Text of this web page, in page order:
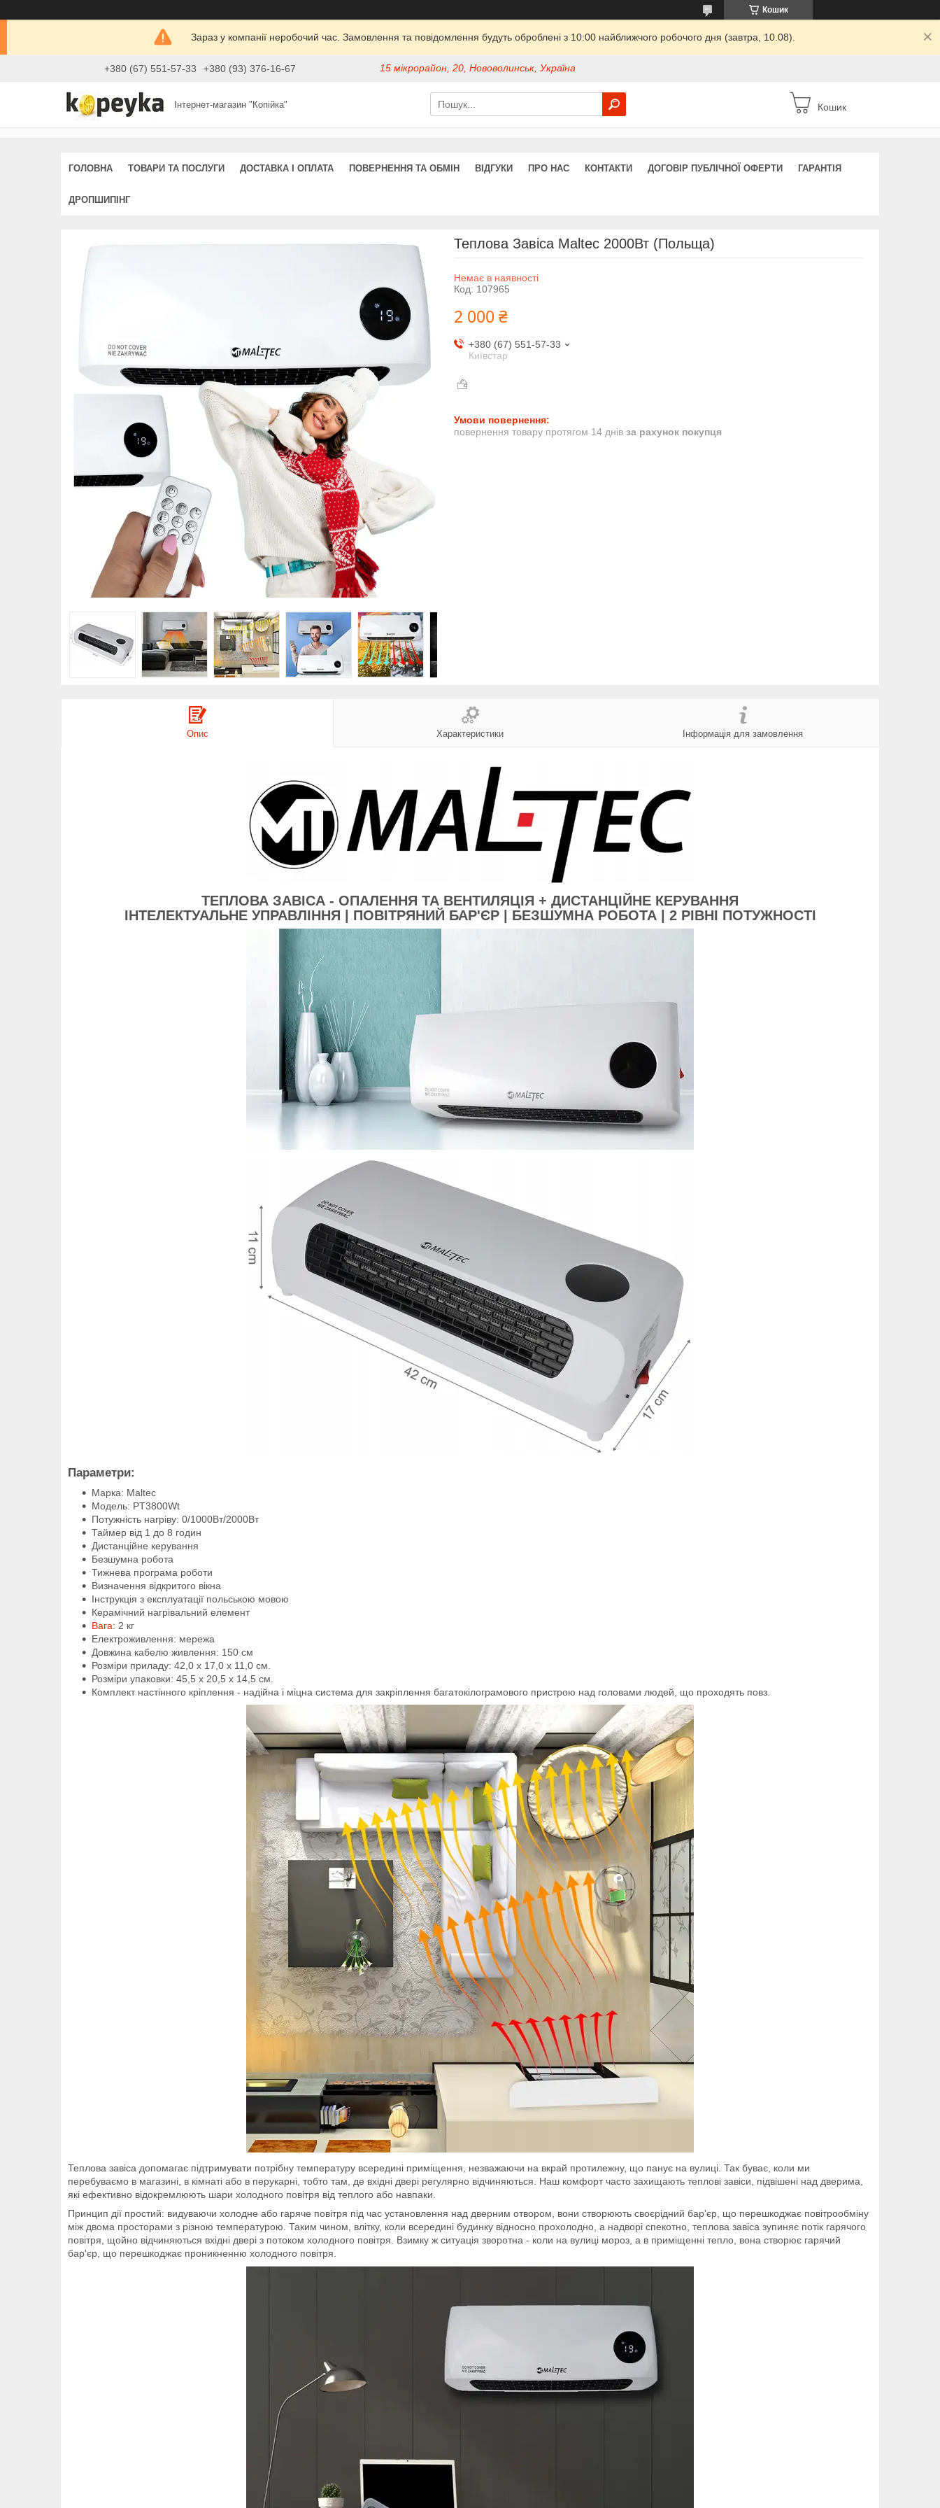
Кошик
Зараз у компанії неробочий час. Замовлення та повідомлення будуть оброблені з 10:00 найближчого робочого дня (завтра, 10.08).
+380 (67) 551-57-33 +380 (93) 376-16-67 15 мікрорайон, 20, Нововолинськ, Україна
Інтернет-магазин "Копійка" Кошик
ГОЛОВНА ТОВАРИ ТА ПОСЛУГИ ДОСТАВКА І ОПЛАТА ПОВЕРНЕННЯ ТА ОБМІН ВІДГУКИ ПРО НАС КОНТАКТИ ДОГОВІР ПУБЛІЧНОЇ ОФЕРТИ ГАРАНТІЯ
ДРОПШИПІНГ
Теплова Завіса Maltec 2000Вт (Польща)
Немає в наявності
Код: 107965
2 000 ₴
+380 (67) 551-57-33
Київстар
повернення товару протягом 14 днів за рахунок покупця
Опис Характеристики Інформація для замовлення
ТЕПЛОВА ЗАВІСА - ОПАЛЕННЯ ТА ВЕНТИЛЯЦІЯ + ДИСТАНЦІЙНЕ КЕРУВАННЯ
ІНТЕЛЕКТУАЛЬНЕ УПРАВЛІННЯ | ПОВІТРЯНИЙ БАР'ЄР | БЕЗШУМНА РОБОТА | 2 РІВНІ ПОТУЖНОСТІ
Параметри:
Марка: Maltec
Модель: PT3800Wt
Потужність нагріву: 0/1000Вт/2000Вт
Таймер від 1 до 8 годин
Дистанційне керування
Безшумна робота
Тижнева програма роботи
Визначення відкритого вікна
Інструкція з експлуатації польською мовою
Керамічний нагрівальний елемент
Вага: 2 кг
Електроживлення: мережа
Довжина кабелю живлення: 150 см
Розміри приладу: 42,0 x 17,0 x 11,0 см.
Розміри упаковки: 45,5 x 20,5 x 14,5 см.
Комплект настінного кріплення - надійна і міцна система для закріплення багатокілограмового пристрою над головами людей, що проходять повз.
Теплова завіса допомагає підтримувати потрібну температуру всередині приміщення, незважаючи на вкрай протилежну, що панує на вулиці. Так буває, коли ми
перебуваємо в магазині, в кімнаті або в перукарні, тобто там, де вхідні двері регулярно відчиняються. Наш комфорт часто захищають теплові завіси, підвішені над дверима,
які ефективно відокремлюють шари холодного повітря від теплого або навпаки.
Принцип дії простий: видуваючи холодне або гаряче повітря під час установлення над дверним отвором, вони створюють своєрідний бар'єр, що перешкоджає повітрообміну
між двома просторами з різною температурою. Таким чином, влітку, коли всередині будинку відносно прохолодно, а надворі спекотно, теплова завіса зупиняє потік гарячого
повітря, щойно відчиняються вхідні двері з потоком холодного повітря. Взимку ж ситуація зворотна - коли на вулиці мороз, а в приміщенні тепло, вона створює гарячий
бар'єр, що перешкоджає проникненню холодного повітря.